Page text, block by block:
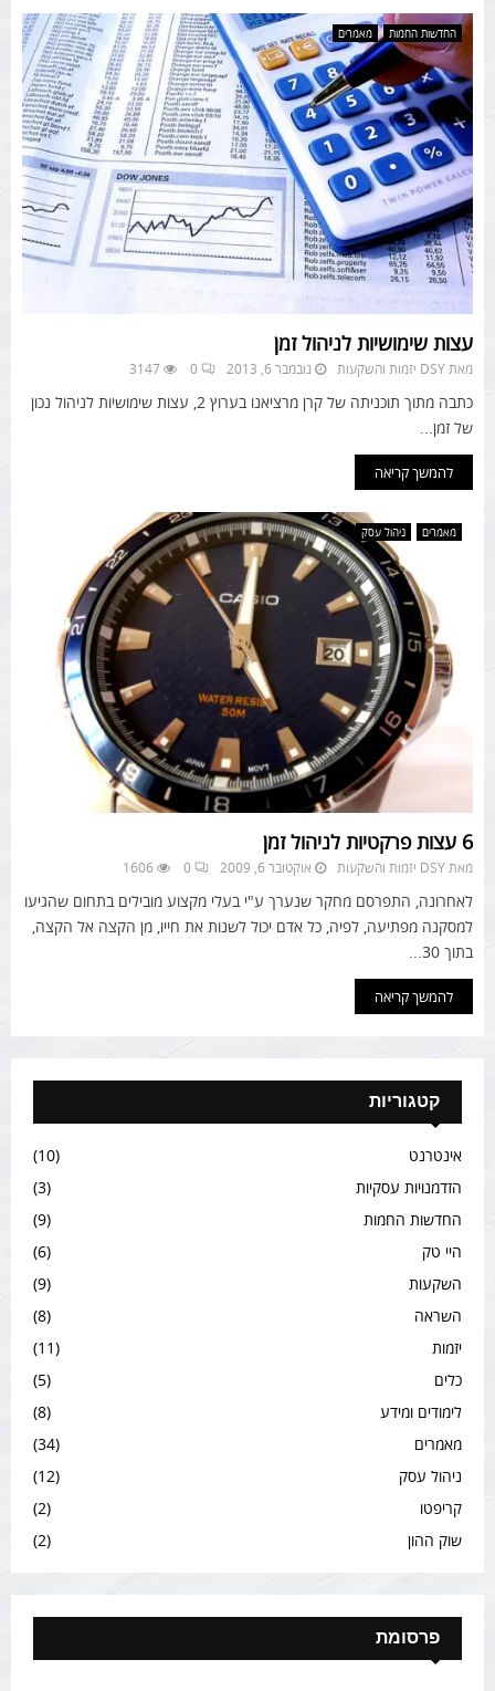
החדשות החמות מאמרים
עצות שימושיות לניהול זמן
מאתDSY יזמות והשקעות נובמבר 6, 2013 0
3147
כתבה מתוך תוכניתה של קרן מרציאנו בערוץ 2, עצות שימושיות לניהול נכון
של זמן...
להמשך קריאה
מאמרים ניהול עסק
6 עצות פרקטיות לניהול זמן
מאתDSY יזמות והשקעות אוקטובר 6, 2009 0
1606
לאחרונה, התפרסם מחקר שנערך ע"י בעלי מקצוע מובילים בתחום שהגיעו
למסקנה מפתיעה, לפיה, כל אדם יכול לשנות את חייו, מן הקצה אל הקצה,
בתוך 30...
להמשך קריאה
קטגוריות
אינטרנט
(10)
הזדמנויות עסקיות
(3)
החדשות החמות
(9)
היי טק
(6)
השקעות
(9)
השראה
(8)
יזמות
(11)
כלים
(5)
לימודים ומידע
(8)
מאמרים
(34)
ניהול עסק
(12)
קריפטו
(2)
שוק ההון
(2)
פרסומת